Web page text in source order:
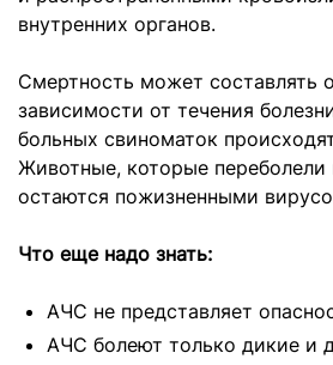
внутренних органов.
Смертность может составлять
зависимости от течения
больных свиноматок
Животные, которые
остаются пожизненными
Что еще надо знать:
АЧС не представляет
АЧС болеют только дикие и